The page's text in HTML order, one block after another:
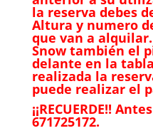
la reserva debes
Altura y numero
que van a
Snow también el
delante en la
realizada la
puede realizar el
¡¡RECUERDE!!
671725172.